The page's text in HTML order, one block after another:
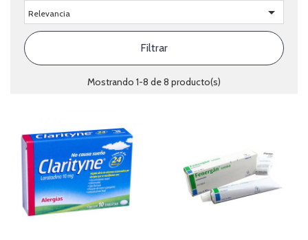
Relevancia 
Filtrar
Mostrando 1-8 de 8 producto(s)